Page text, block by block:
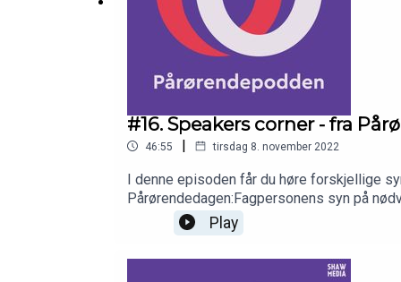
PRODUKSJON:
Pårørendepodden produseres av Shaw
www.shawmedia.no
#16. Speakers corner - fra
46:55 | tirsdag 8. november 2022
I denne episoden får du høre forskjellige
Pårørendedagen:Fagpersonens syn på
snakke mer om barn som pårørende ved
videre?Hvorfor må vi ta vare på pårørende
Play